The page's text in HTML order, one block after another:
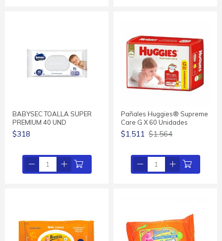
BABYSEC TOALLA SUPER
PREMIUM 40 UND
$318
Pañales Huggies® Supreme
Care G X 60 Unidades
$1.511 $1.564